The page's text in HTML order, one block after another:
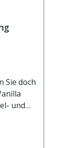
Sie doch
und